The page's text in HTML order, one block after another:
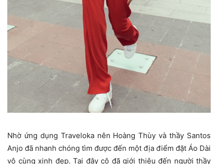
Nhờ ứng dụng Traveloka nên Hoàng Thùy và thầy Santos
Anjo đã nhanh chóng tìm được đến một địa điểm đặt Áo Dài
vô cùng xinh đẹp. Tại đây cô đã giới thiệu đến người thầy